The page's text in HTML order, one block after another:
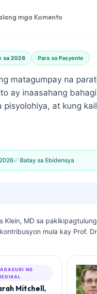
mga Komento
sa 2026 Para sa Pasyente
matagumpay na
ay inaasahang
pisyolohiya, at kung
✅ Batay sa Ebidensya
Klein, MD sa
mula kay Prof.
NG
Mitchell,